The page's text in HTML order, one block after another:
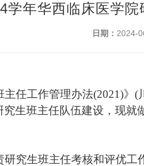
学年华西临床医学
日期： 2024-
主任工作管理办法(2021)》 (
生班主任队伍建设，现就
究生班主任考核和评优工